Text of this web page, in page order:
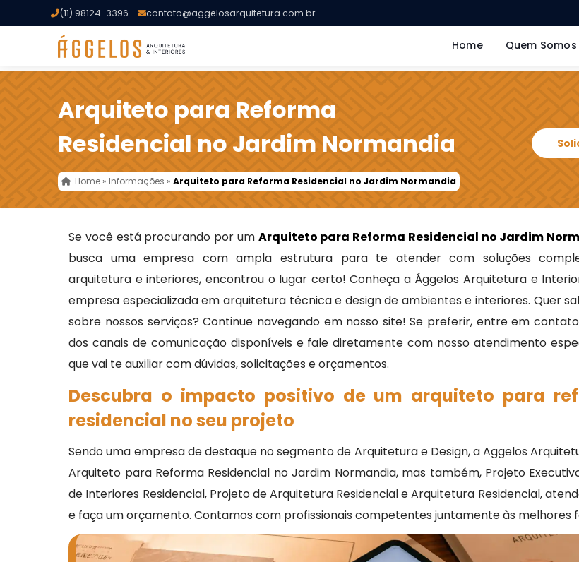
(11) 98124-3396 contato@aggelosarquitetura.com.br
Home Quem Somos
Arquiteto para Reforma
Residencial no Jardim Normandia
Home » Informações »Arquiteto para Reforma Residencial no Jardim Normandia
Se você está procurando por um Arquiteto para Reforma Residencial no Jardim
busca uma empresa com ampla estrutura para te atender com soluções
arquitetura e interiores, encontrou o lugar certo! Conheça a Ággelos Arquitetura e
empresa especializada em arquitetura técnica e design de ambientes e interiores. Quer
sobre nossos serviços? Continue navegando em nosso site! Se preferir, entre em
dos canais de comunicação disponíveis e fale diretamente com nosso atendimento
que vai te auxiliar com dúvidas, solicitações e orçamentos.
Descubra o impacto positivo de um arquiteto para
residencial no seu projeto
Sendo uma empresa de destaque no segmento de Arquitetura e Design, a Aggelos
Arquiteto para Reforma Residencial no Jardim Normandia, mas também, Projeto
de Interiores Residencial, Projeto de Arquitetura Residencial e Arquitetura Residencial,
e faça um orçamento. Contamos com profissionais competentes juntamente às